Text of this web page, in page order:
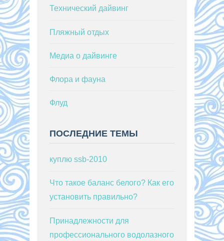
Технический дайвинг
Пляжный отдых
Медиа о дайвинге
Флора и фауна
Флуд
ПОСЛЕДНИЕ ТЕМЫ
куплю ssb-2010
Что такое баланс белого? Как его
установить правильно?
Принадлежности для
профессионального водолазного